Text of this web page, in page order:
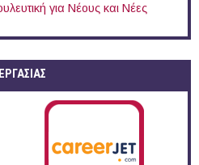
για Νέους και Νέες